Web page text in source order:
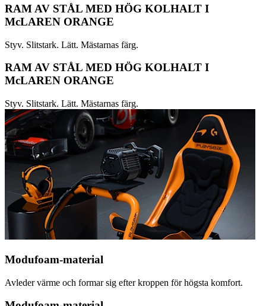
RAM AV STÅL MED HÖG KOLHALT I
McLAREN ORANGE
Styv. Slitstark. Lätt. Mästarnas färg.
RAM AV STÅL MED HÖG KOLHALT I
McLAREN ORANGE
Styv. Slitstark. Lätt. Mästarnas färg.
Modufoam-material
Avleder värme och formar sig efter kroppen för högsta komfort.